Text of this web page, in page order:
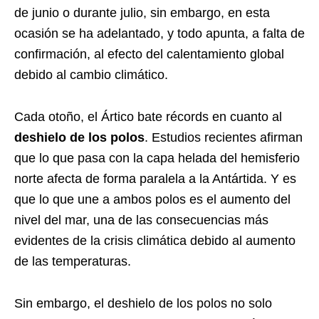
de junio o durante julio, sin embargo, en esta
ocasión se ha adelantado, y todo apunta, a falta de
confirmación, al efecto del calentamiento global
debido al cambio climático.
Cada otoño, el Ártico bate récords en cuanto al
deshielo de los polos. Estudios recientes afirman
que lo que pasa con la capa helada del hemisferio
norte afecta de forma paralela a la Antártida. Y es
que lo que une a ambos polos es el aumento del
nivel del mar, una de las consecuencias más
evidentes de la crisis climática debido al aumento
de las temperaturas.
Sin embargo, el deshielo de los polos no solo